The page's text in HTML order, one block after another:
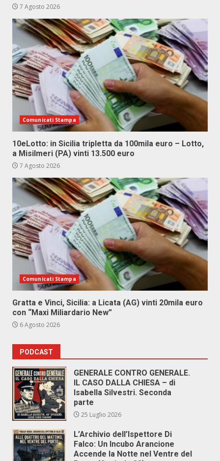
7 Agosto 2026
Comunicati Stampa
10eLotto: in Sicilia tripletta da 100mila euro – Lotto,
a Misilmeri (PA) vinti 13.500 euro
7 Agosto 2026
Comunicati Stampa
Gratta e Vinci, Sicilia: a Licata (AG) vinti 20mila euro
con “Maxi Miliardario New”
6 Agosto 2026
PODCAST
GENERALE CONTRO GENERALE.
IL CASO DALLA CHIESA – di
Isabella Silvestri. Seconda
parte
25 Luglio 2026
L’Archivio dell’Ispettore Di
Falco: Un Incubo Arancione
Accende la Notte nel Ventre del